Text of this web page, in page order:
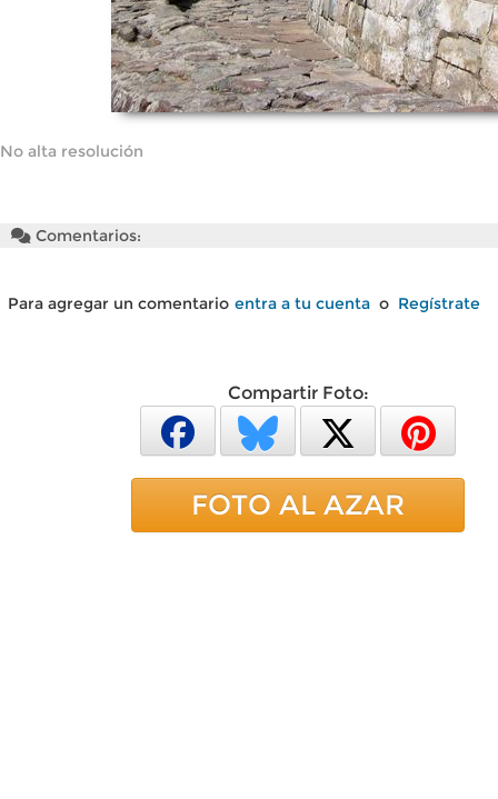
No alta resolución
Comentarios:
Para agregar un comentario entra a tu cuenta o Regístrate
Compartir Foto:
FOTO AL AZAR